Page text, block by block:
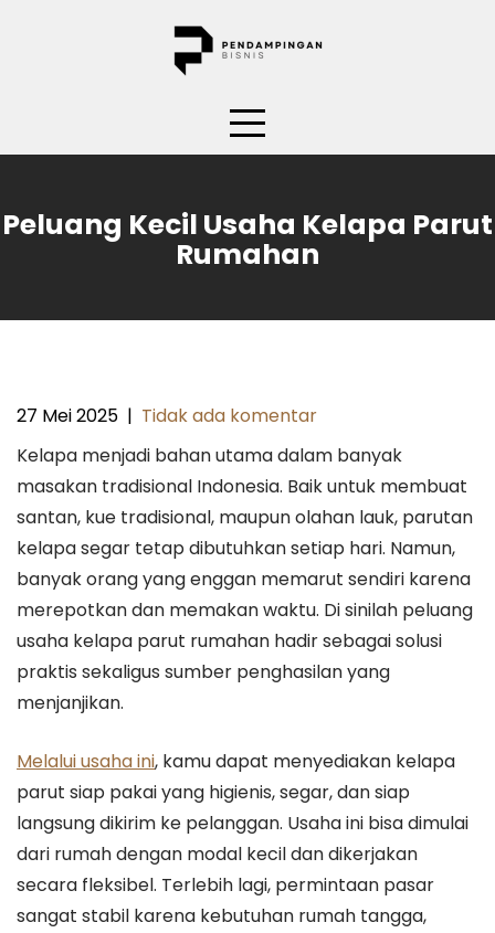
Peluang Kecil Usaha Kelapa Parut
Rumahan
27 Mei 2025 | Tidak ada komentar
Kelapa menjadi bahan utama dalam banyak
masakan tradisional Indonesia. Baik untuk membuat
santan, kue tradisional, maupun olahan lauk, parutan
kelapa segar tetap dibutuhkan setiap hari. Namun,
banyak orang yang enggan memarut sendiri karena
merepotkan dan memakan waktu. Di sinilah peluang
usaha kelapa parut rumahan hadir sebagai solusi
praktis sekaligus sumber penghasilan yang
menjanjikan.
Melalui usaha ini, kamu dapat menyediakan kelapa
parut siap pakai yang higienis, segar, dan siap
langsung dikirim ke pelanggan. Usaha ini bisa dimulai
dari rumah dengan modal kecil dan dikerjakan
secara fleksibel. Terlebih lagi, permintaan pasar
sangat stabil karena kebutuhan rumah tangga,